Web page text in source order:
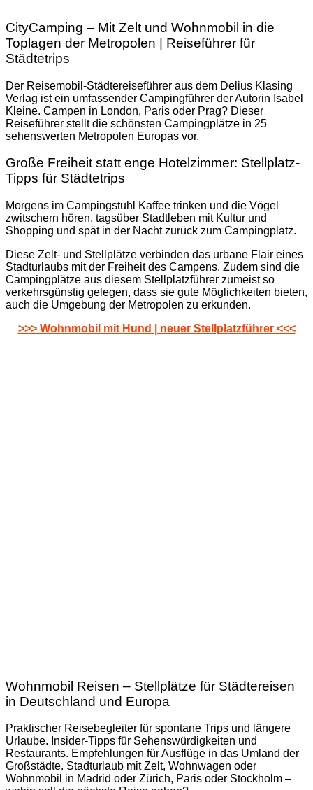
CityCamping – Mit Zelt und Wohnmobil in die
Toplagen der Metropolen | Reiseführer für
Städtetrips
Der Reisemobil-Städtereiseführer aus dem Delius Klasing
Verlag ist ein umfassender Campingführer der Autorin Isabel
Kleine. Campen in London, Paris oder Prag? Dieser
Reiseführer stellt die schönsten Campingplätze in 25
sehenswerten Metropolen Europas vor.
Große Freiheit statt enge Hotelzimmer: Stellplatz-
Tipps für Städtetrips
Morgens im Campingstuhl Kaffee trinken und die Vögel
zwitschern hören, tagsüber Stadtleben mit Kultur und
Shopping und spät in der Nacht zurück zum Campingplatz.
Diese Zelt- und Stellplätze verbinden das urbane Flair eines
Stadturlaubs mit der Freiheit des Campens. Zudem sind die
Campingplätze aus diesem Stellplatzführer zumeist so
verkehrsgünstig gelegen, dass sie gute Möglichkeiten bieten,
auch die Umgebung der Metropolen zu erkunden.
>>> Wohnmobil mit Hund | neuer Stellplatzführer <<<
Wohnmobil Reisen – Stellplätze für Städtereisen
in Deutschland und Europa
Praktischer Reisebegleiter für spontane Trips und längere
Urlaube. Insider-Tipps für Sehenswürdigkeiten und
Restaurants. Empfehlungen für Ausflüge in das Umland der
Großstädte. Stadturlaub mit Zelt, Wohnwagen oder
Wohnmobil in Madrid oder Zürich, Paris oder Stockholm –